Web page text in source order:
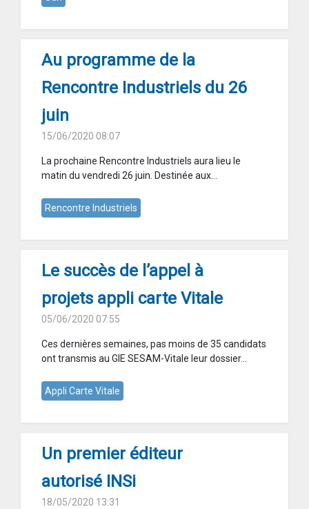
Au programme de la
Rencontre Industriels du 26
juin
15/06/2020 08:07
La prochaine Rencontre Industriels aura lieu le
matin du vendredi 26 juin. Destinée aux...
Rencontre Industriels
Le succès de l’appel à
projets appli carte Vitale
05/06/2020 07:55
Ces dernières semaines, pas moins de 35 candidats
ont transmis au GIE SESAM-Vitale leur dossier...
Appli Carte Vitale
Un premier éditeur
autorisé INSi
18/05/2020 13:31